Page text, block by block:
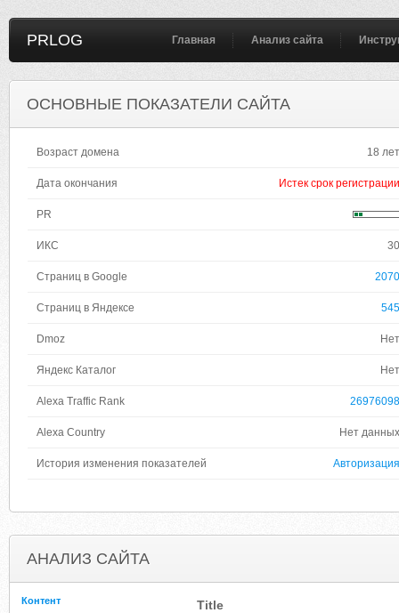
PRLOG Главная Анализ сайта
ОСНОВНЫЕ ПОКАЗАТЕЛИ САЙТА
Возраст домена 18 лет
Дата окончания Истек срок регистрации
PR
ИКС 30
Страниц в Google 2070
Страниц в Яндексе 545
Dmoz Нет
Яндекс Каталог Нет
Alexa Traffic Rank 26976098
Alexa Country Нет данных
История изменения показателей Авторизация
АНАЛИЗ САЙТА
Контент Title